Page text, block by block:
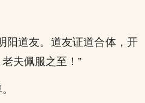
阳道友。道友证道合体，开
夫佩服之至！”